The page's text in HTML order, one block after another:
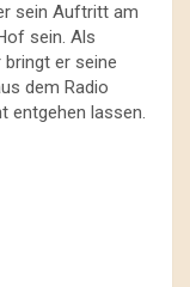
sein Auftritt am
sein. Als
bringt er seine
dem Radio
entgehen lassen.